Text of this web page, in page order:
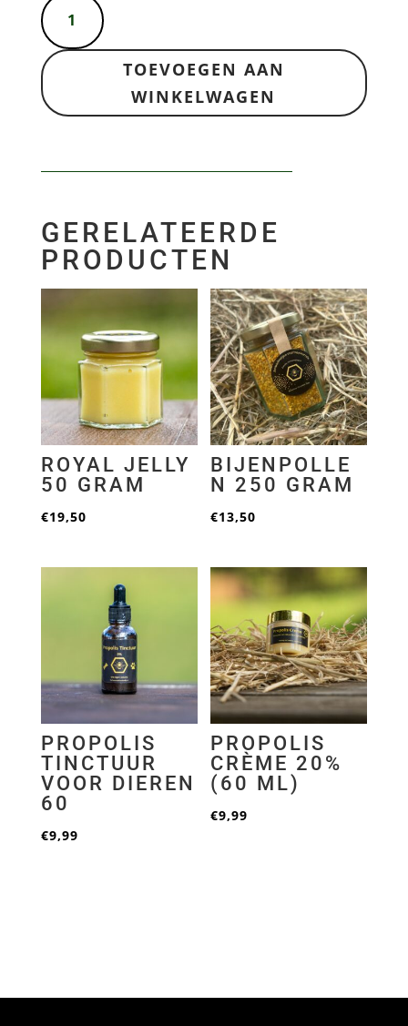
aantal
TOEVOEGEN AAN
WINKELWAGEN
GERELATEERDE
PRODUCTEN
ROYAL JELLY
50 GRAM
€19,50
BIJENPOLLE
N 250 GRAM
€13,50
PROPOLIS
TINCTUUR
VOOR DIEREN
60
€9,99
PROPOLIS
CRÈME 20%
(60 ML)
€9,99